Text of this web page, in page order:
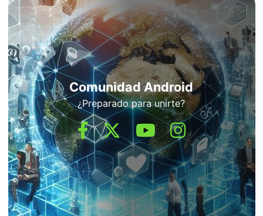
Comunidad Android
¿Preparado para unirte?